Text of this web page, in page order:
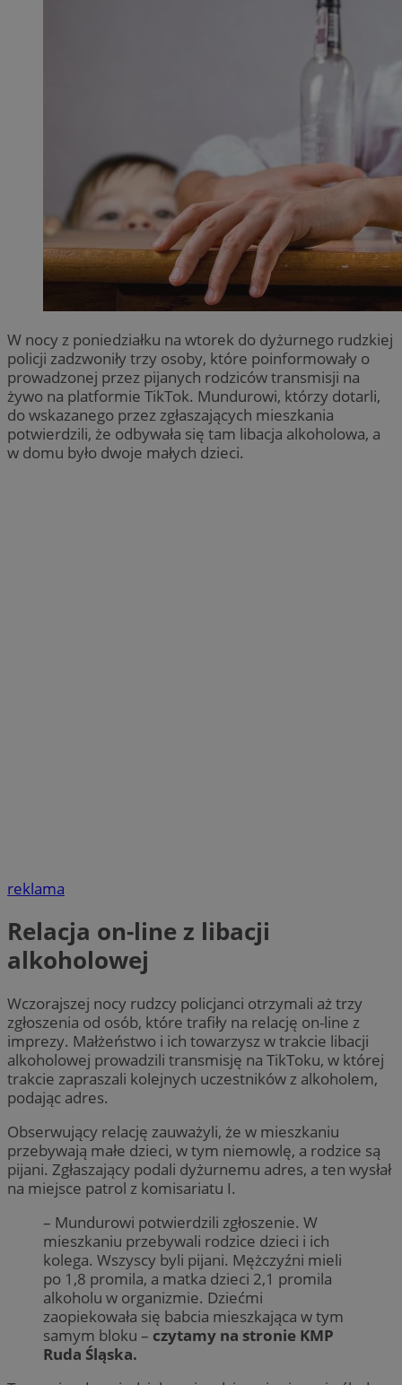
W nocy z poniedziałku na wtorek do dyżurnego rudzkiej
policji zadzwoniły trzy osoby, które poinformowały o
prowadzonej przez pijanych rodziców transmisji na
żywo na platformie TikTok. Mundurowi, którzy dotarli,
do wskazanego przez zgłaszających mieszkania
potwierdzili, że odbywała się tam libacja alkoholowa, a
w domu było dwoje małych dzieci.
reklama
Relacja on-line z libacji
alkoholowej
Wczorajszej nocy rudzcy policjanci otrzymali aż trzy
zgłoszenia od osób, które trafiły na relację on-line z
imprezy. Małżeństwo i ich towarzysz w trakcie libacji
alkoholowej prowadzili transmisję na TikToku, w której
trakcie zapraszali kolejnych uczestników z alkoholem,
podając adres.
Obserwujący relację zauważyli, że w mieszkaniu
przebywają małe dzieci, w tym niemowlę, a rodzice są
pijani. Zgłaszający podali dyżurnemu adres, a ten wysłał
na miejsce patrol z komisariatu I.
– Mundurowi potwierdzili zgłoszenie. W
mieszkaniu przebywali rodzice dzieci i ich
kolega. Wszyscy byli pijani. Mężczyźni mieli
po 1,8 promila, a matka dzieci 2,1 promila
alkoholu w organizmie. Dziećmi
zaopiekowała się babcia mieszkająca w tym
samym bloku – czytamy na stronie KMP
Ruda Śląska.